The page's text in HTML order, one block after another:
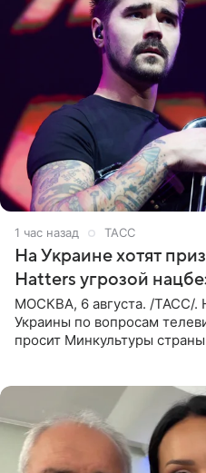
1 час назад ТАСС
На Украине хотят
Hatters угрозой
МОСКВА, 6 августа. /ТАСС/.
Украины по вопросам
просит Минкультуры